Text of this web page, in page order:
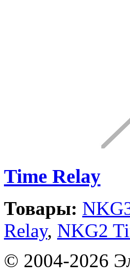
Time Relay
Товары:
Relay, NKG2
© 2004-2026